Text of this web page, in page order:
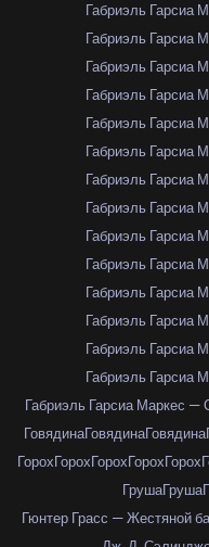
Габриэль Гарсиа
Габриэль Гарсиа
Габриэль Гарсиа
Габриэль Гарсиа
Габриэль Гарсиа
Габриэль Гарсиа
Габриэль Гарсиа
Габриэль Гарсиа
Габриэль Гарсиа
Габриэль Гарсиа
Габриэль Гарсиа
Габриэль Гарсиа
Габриэль Гарсиа
Габриэль Гарсиа
Габриэль Гарсиа Маркес —
ГовядинаГовядинаГовядина
ГорохГорохГорохГорохГорох
ГрушаГруша
Гюнтер Грасс — Жестяной